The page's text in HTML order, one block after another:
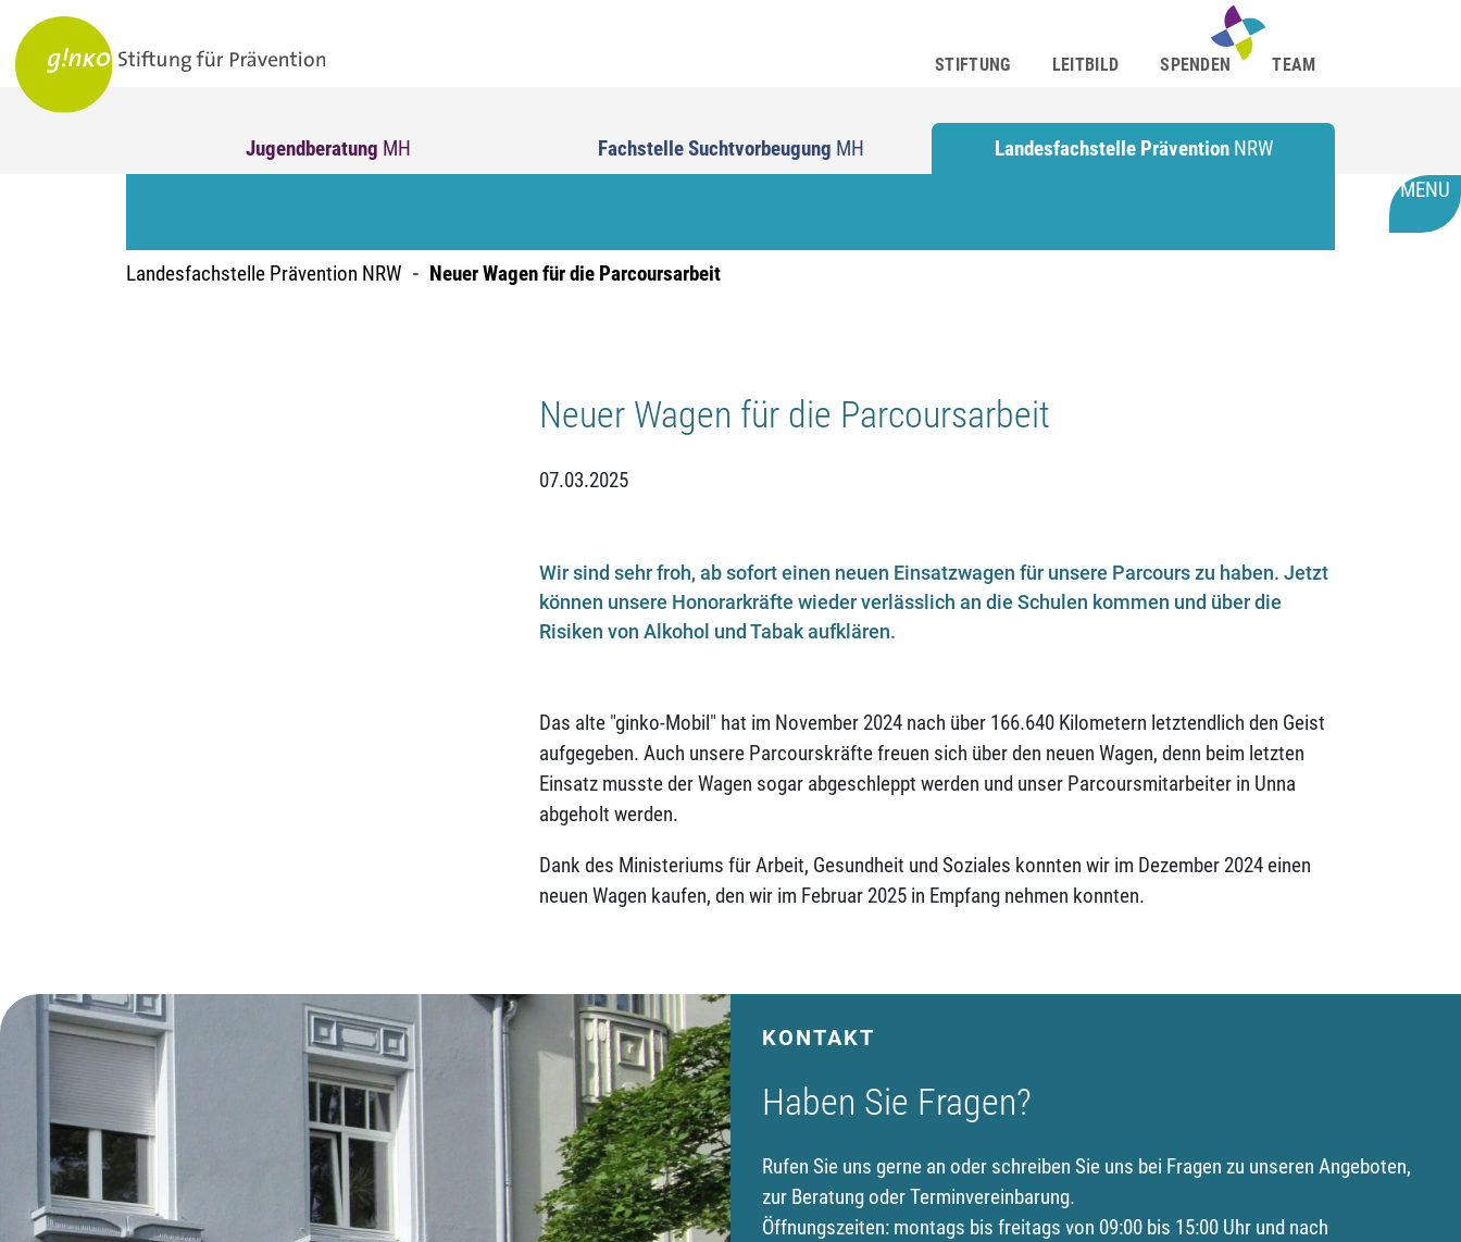
STIFTUNG LEITBILD SPENDEN TEAM
Jugendberatung MH Fachstelle Suchtvorbeugung MH Landesfachstelle Prävention NRW
Landesfachstelle Prävention NRW Neuer Wagen für die Parcoursarbeit
MENU
Neuer Wagen für die Parcoursarbeit
07.03.2025
Wir sind sehr froh, ab sofort einen neuen Einsatzwagen für unsere Parcours zu haben. Jetzt
können unsere Honorarkräfte wieder verlässlich an die Schulen kommen und über die
Risiken von Alkohol und Tabak aufklären.
Das alte "ginko-Mobil" hat im November 2024 nach über 166.640 Kilometern letztendlich den Geist
aufgegeben. Auch unsere Parcourskräfte freuen sich über den neuen Wagen, denn beim letzten
Einsatz musste der Wagen sogar abgeschleppt werden und unser Parcoursmitarbeiter in Unna
abgeholt werden.
Dank des Ministeriums für Arbeit, Gesundheit und Soziales konnten wir im Dezember 2024 einen
neuen Wagen kaufen, den wir im Februar 2025 in Empfang nehmen konnten.
KONTAKT
Haben Sie Fragen?
Rufen Sie uns gerne an oder schreiben Sie uns bei Fragen zu unseren Angeboten,
zur Beratung oder Terminvereinbarung.
Öffnungszeiten: montags bis freitags von 09:00 bis 15:00 Uhr und nach